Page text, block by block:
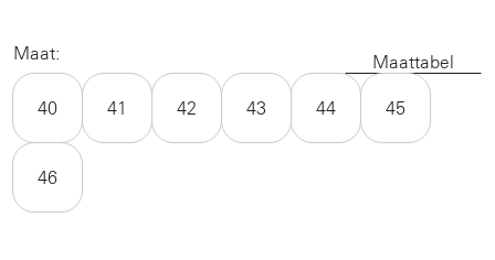
Maat: Maattabel
40 41 42 43 44 45
46